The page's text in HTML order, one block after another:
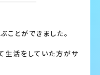
とができました。
生活をしていた方がサ